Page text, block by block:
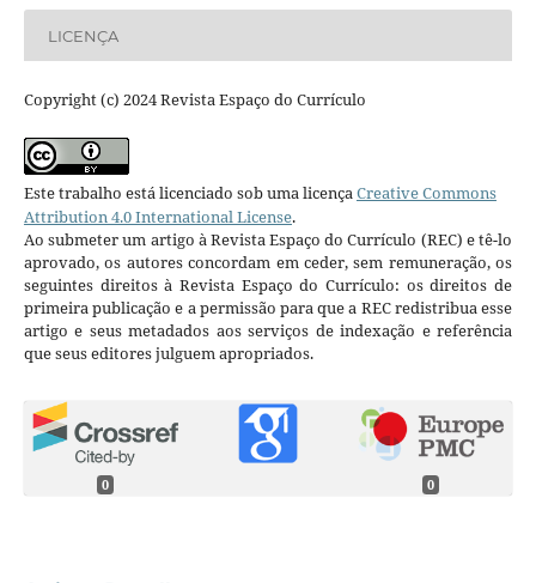
LICENÇA
Copyright (c) 2024 Revista Espaço do Currículo
Este trabalho está licenciado sob uma licençaCreative Commons
Attribution 4.0 International License.
Ao submeter um artigo à Revista Espaço do Currículo (REC) e tê-lo
aprovado, os autores concordam em ceder, sem remuneração, os
seguintes direitos à Revista Espaço do Currículo: os direitos de
primeira publicação e a permissão para que a REC redistribua esse
artigo e seus metadados aos serviços de indexação e referência
que seus editores julguem apropriados.
0 0